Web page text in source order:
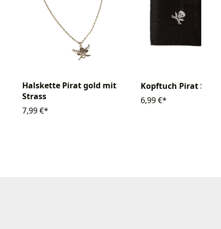
Halskette Pirat gold mit
Strass
7,99 €*
Kopftuch Pirat Satin
6,99 €*